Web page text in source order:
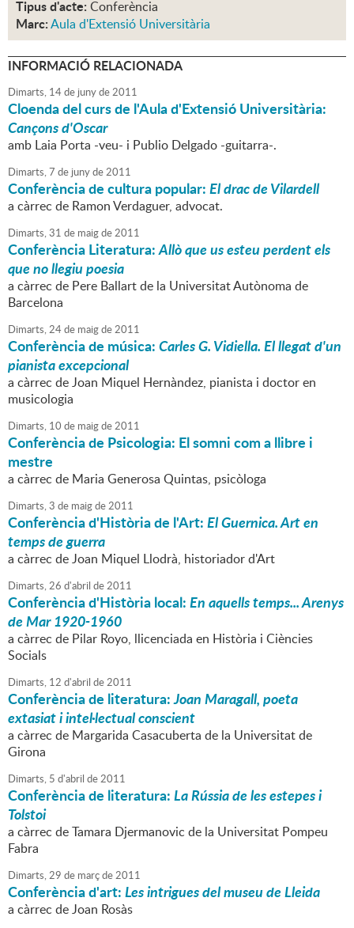
Tipus d'acte: Conferència
Marc:Aula d'Extensió Universitària
INFORMACIÓ RELACIONADA
Dimarts, 14de junyde2011
Cloenda del curs de l'Aula d'Extensió Universitària:
Cançons d'Oscar
amb Laia Porta -veu- i Publio Delgado -guitarra-.
Dimarts,7 de junyde2011
Conferència de cultura popular:El drac de Vilardell
a càrrec de Ramon Verdaguer, advocat.
Dimarts,31 de maigde2011
Conferència Literatura:Allò que us esteu perdent els
que no llegiu poesia
a càrrec de Pere Ballart de la Universitat Autònoma de
Barcelona
Dimarts,24de maigde2011
Conferència de música:Carles G. Vidiella. El llegat d'un
pianista excepcional
a càrrec de Joan Miquel Hernàndez, pianista i doctor en
musicologia
Dimarts, 10 de maigde2011
Conferència de Psicologia: El somni com a llibre i
mestre
a càrrec de Maria Generosa Quintas, psicòloga
Dimarts,3 de maigde2011
Conferència d'Història de l'Art:El Guernica. Art en
temps de guerra
a càrrec de Joan Miquel Llodrà, historiador d'Art
Dimarts,26 d'abril de2011
Conferència d'Història local:En aquells temps... Arenys
de Mar 1920-1960
a càrrec de Pilar Royo, llicenciada en Història i Ciències
Socials
Dimarts, 12 d'abril de2011
Conferència de literatura:Joan Maragall, poeta
extasiat i intel·lectual conscient
a càrrec de Margarida Casacuberta de la Universitat de
Girona
Dimarts, 5 d'abril de2011
Conferència de literatura:La Rússia de les estepes i
Tolstoi
a càrrec de Tamara Djermanovic de la Universitat Pompeu
Fabra
Dimarts,29 de marçde2011
Conferència d'art:Les intrigues del museu de Lleida
a càrrec de Joan Rosàs